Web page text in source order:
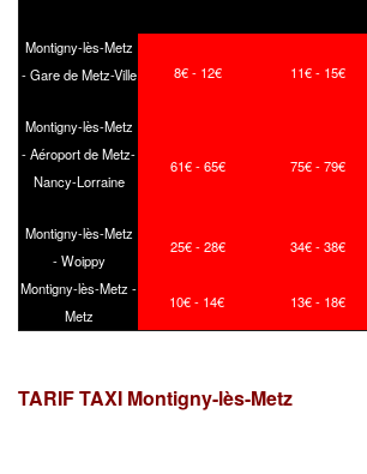
Montigny-lès-Metz
- Gare de Metz-Ville
8€ - 12€ 11€ - 15€
Montigny-lès-Metz
- Aéroport de Metz-
Nancy-Lorraine
61€ - 65€ 75€ - 79€
Montigny-lès-Metz
- Woippy
25€ - 28€ 34€ - 38€
Montigny-lès-Metz -
Metz
10€ - 14€ 13€ - 18€
TARIF TAXI Montigny-lès-Metz